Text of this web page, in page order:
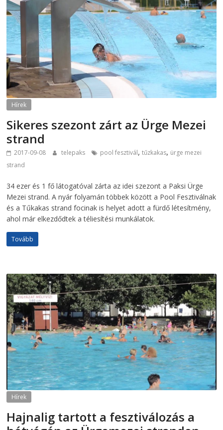
Hírek
Sikeres szezont zárt az Ürge Mezei
strand
2017-09-08 telepaks pool fesztivál,tűzkakas, ürge mezei
strand
34 ezer és 1 fő látogatóval zárta az idei szezont a Paksi Ürge
Mezei strand. A nyár folyamán többek között a Pool Fesztiválnak
és a Tűkakas strand focinak is helyet adott a fürdő létesítmény,
ahol már elkezdődtek a téliesítési munkálatok.
Tovább
Hírek
Hajnalig tartott a fesztiválozás a